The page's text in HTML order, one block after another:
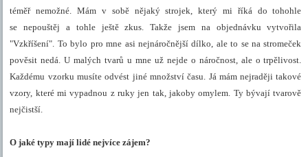
téměř nemožné. Mám v sobě nějaký strojek, který mi říká do tohohle
se nepouštěj a tohle ještě zkus. Takže jsem na objednávku vytvořila
"Vzkříšení". To bylo pro mne asi nejnáročnější dílko, ale to se na stromeček
pověsit nedá. U malých tvarů u mne už nejde o náročnost, ale o trpělivost.
Každému vzorku musíte odvést jiné množství času. Já mám nejraději takové
vzory, které mi vypadnou z ruky jen tak, jakoby omylem. Ty bývají tvarově
nejčistší.
O jaké typy mají lidé nejvíce zájem?